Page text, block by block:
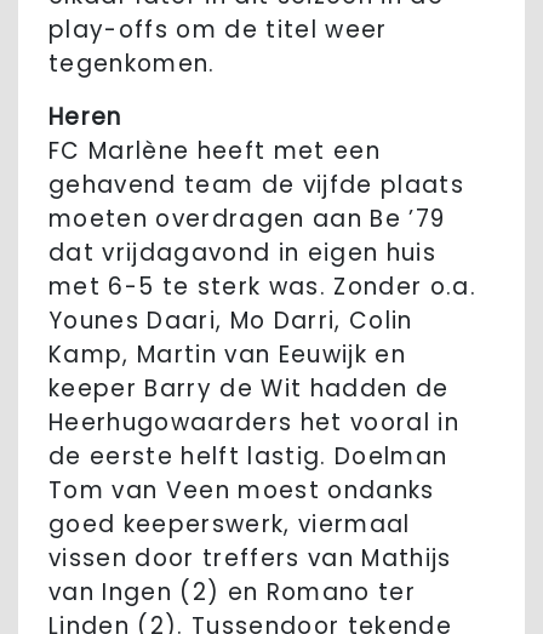
play-offs om de titel weer
tegenkomen.
Heren
FC Marlène heeft met een
gehavend team de vijfde plaats
moeten overdragen aan Be ’79
dat vrijdagavond in eigen huis
met 6-5 te sterk was. Zonder o.a.
Younes Daari, Mo Darri, Colin
Kamp, Martin van Eeuwijk en
keeper Barry de Wit hadden de
Heerhugowaarders het vooral in
de eerste helft lastig. Doelman
Tom van Veen moest ondanks
goed keeperswerk, viermaal
vissen door treffers van Mathijs
van Ingen (2) en Romano ter
Linden (2). Tussendoor tekende